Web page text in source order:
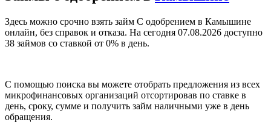
Здесь можно срочно взять займ С одобрением в Камышине
онлайн, без справок и отказа. На сегодня 07.08.2026 доступно
38 займов со ставкой от 0% в день.
С помощью поиска вы можете отобрать предложения из всех
микрофинансовых организаций отсортировав по ставке в
день, сроку, сумме и получить займ наличными уже в день
обращения.